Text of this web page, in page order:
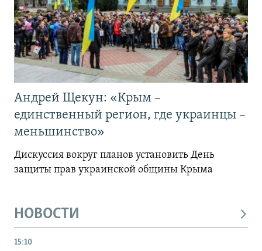
Андрей Щекун: «Крым –
единственный регион, где украинцы –
меньшинство»
Дискуссия вокруг планов установить День
защиты прав украинской общины Крыма
НОВОСТИ
15:10